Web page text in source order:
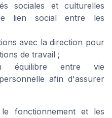
sociales et culturelles
lien social entre les
avec la direction pour
de travail ;
équilibre entre vie
afin d'assurer
fonctionnement et les